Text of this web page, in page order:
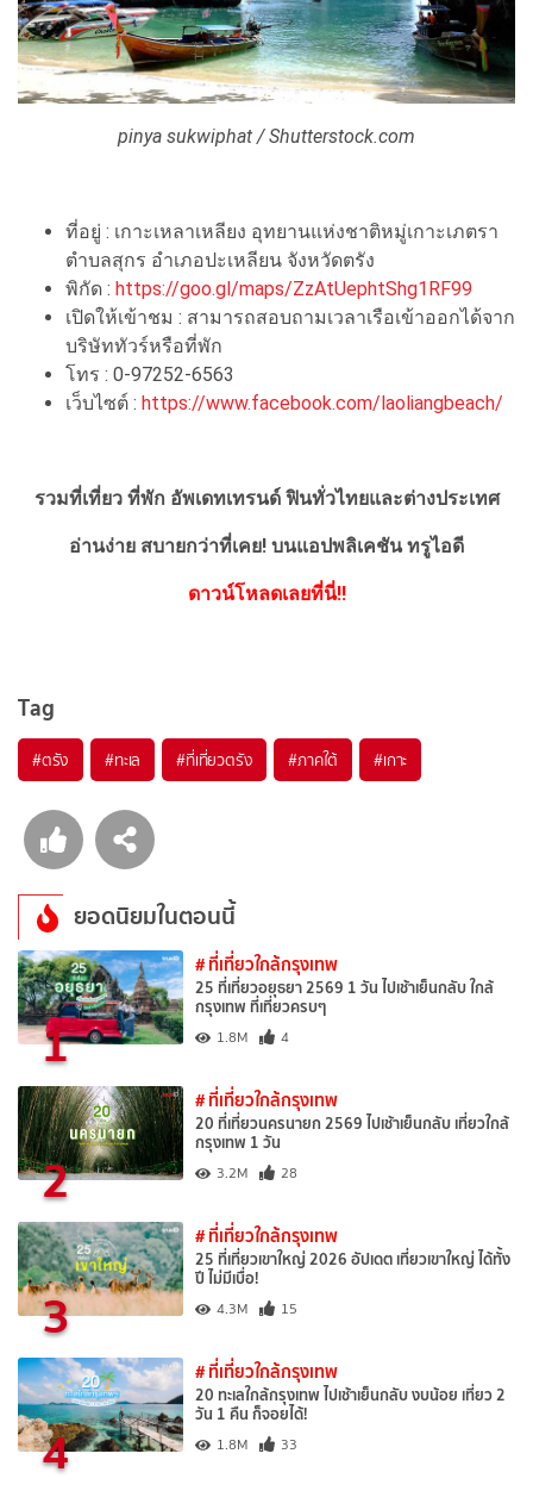
pinya sukwiphat / Shutterstock.com
ที่อยู่ : เกาะเหลาเหลียง อุทยานแห่งชาติหมู่เกาะเภตรา
ตำบลสุกร อำเภอปะเหลียน จังหวัดตรัง
พิกัด : https://goo.gl/maps/ZzAtUephtShg1RF99
เปิดให้เข้าชม : สามารถสอบถามเวลาเรือเข้าออกได้จาก
บริษัททัวร์หรือที่พัก
โทร : 0-97252-6563
เว็บไซต์ : https://www.facebook.com/laoliangbeach/
รวมที่เที่ยว ที่พัก อัพเดทเทรนด์ ฟินทั่วไทยและต่างประเทศ
อ่านง่าย สบายกว่าที่เคย! บนแอปพลิเคชัน ทรูไอดี
ดาวน์โหลดเลยที่นี่!!
Tag
#ตรัง #ทะเล #ที่เที่ยวตรัง #ภาคใต้ #เกาะ
ยอดนิยมในตอนนี้
1
# ที่เที่ยวใกล้กรุงเทพ
25 ที่เที่ยวอยุธยา 2569 1 วัน ไปเช้าเย็นกลับ ใกล้
กรุงเทพ ที่เที่ยวครบๆ
1.8M 4
2
# ที่เที่ยวใกล้กรุงเทพ
20 ที่เที่ยวนครนายก 2569 ไปเช้าเย็นกลับ เที่ยวใกล้
กรุงเทพ 1 วัน
3.2M 28
3
# ที่เที่ยวใกล้กรุงเทพ
25 ที่เที่ยวเขาใหญ่ 2026 อัปเดต เที่ยวเขาใหญ่ ได้ทั้ง
ปี ไม่มีเบื่อ!
4.3M 15
4
# ที่เที่ยวใกล้กรุงเทพ
20 ทะเลใกล้กรุงเทพ ไปเช้าเย็นกลับ งบน้อย เที่ยว 2
วัน 1 คืน ก็จอยได้!
1.8M 33